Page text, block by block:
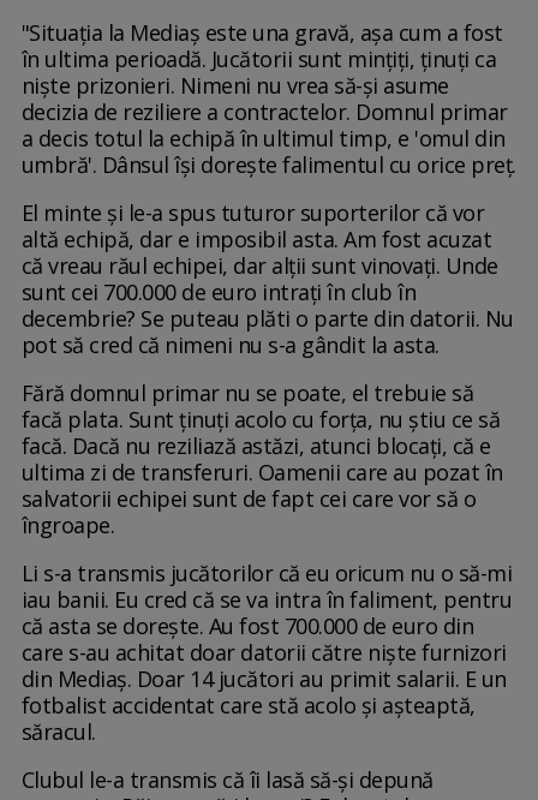
"Situația la Mediaș este una gravă, așa cum a fost
în ultima perioadă. Jucătorii sunt mințiți, ținuți ca
niște prizonieri. Nimeni nu vrea să-și asume
decizia de reziliere a contractelor. Domnul primar
a decis totul la echipă în ultimul timp, e 'omul din
umbră'. Dânsul își dorește falimentul cu orice preț.
El minte și le-a spus tuturor suporterilor că vor
altă echipă, dar e imposibil asta. Am fost acuzat
că vreau răul echipei, dar alții sunt vinovați. Unde
sunt cei 700.000 de euro intrați în club în
decembrie? Se puteau plăti o parte din datorii. Nu
pot să cred că nimeni nu s-a gândit la asta.
Fără domnul primar nu se poate, el trebuie să
facă plata. Sunt ținuți acolo cu forța, nu știu ce să
facă. Dacă nu reziliază astăzi, atunci blocați, că e
ultima zi de transferuri. Oamenii care au pozat în
salvatorii echipei sunt de fapt cei care vor să o
îngroape.
Li s-a transmis jucătorilor că eu oricum nu o să-mi
iau banii. Eu cred că se va intra în faliment, pentru
că asta se dorește. Au fost 700.000 de euro din
care s-au achitat doar datorii către niște furnizori
din Mediaș. Doar 14 jucători au primit salarii. E un
fotbalist accidentat care stă acolo și așteaptă,
săracul.
Clubul le-a transmis că îi lasă să-și depună